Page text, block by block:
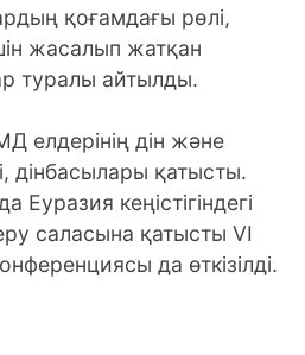
қоғамдағы рөлі,
жасалып жатқан
туралы айтылды.
елдерінің дін және
дінбасылары қатысты.
кеңістігіндегі
саласына қатысты VI
да өткізілді.